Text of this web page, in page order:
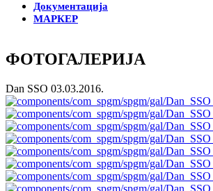
Документација
МАРКЕР
ФОТОГАЛЕРИЈА
Dan SSO 03.03.2016.